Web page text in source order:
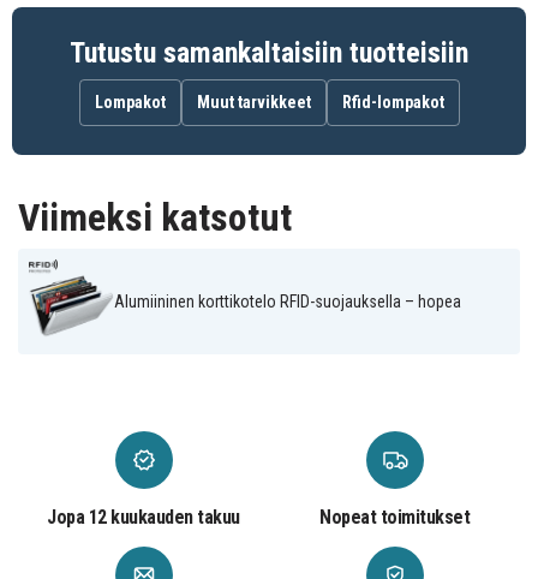
järjestämistä
TBD0602914301B
Tuotetyyppi Accessoarer
Väri Silver
Materiaali
Tutustu samankaltaisiin tuotteisiin
Lompakot Muut tarvikkeet Rfid-lompakot
Viimeksi katsotut
Alumiininen korttikotelo RFID-suojauksella – hopea
Jopa 12 kuukauden takuu Nopeat toimitukset